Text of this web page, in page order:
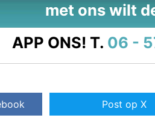
met ons wilt
APP ONS! T. 06 -
Post op X